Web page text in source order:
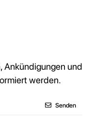
Ankündigungen und
werden.
Senden